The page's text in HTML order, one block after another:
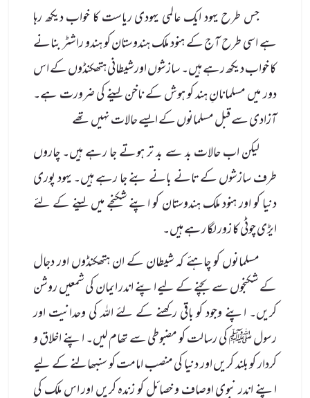
جس طرح یہود ایک عالمی یہودی ریاست کا خواب دیکھ رہا
ہے اسی طرح آج کے ہنود ملک ہندوستان کو ہندو راشٹر بنانے
کا خواب دیکھ رہے ہیں۔ سازشوں اور شیطانی ہتھکنڈوں کے اس
دور میں مسلمانانِ ہند کو ہوش کے ناخن لینے کی ضرورت ہے۔
آزادی سے قبل مسلمانوں کے ایسے حالات نہیں تھے
لیکن اب حالات بد سے بد تر ہوتے جا رہے ہیں۔ چاروں
طرف سازشوں کے تانے بانے بنے جا رہے ہیں۔ یہود پوری
دنیا کو اور ہنود ملک ہندوستان کو اپنے شکنجے میں لینے کے لئے
ایڑی چوٹی کا زور لگا رہے ہیں۔
مسلمانوں کو چاہئے کہ شیطان کے ان ہتھکنڈوں اور دجال
کے شکنجوں سے بچنے کے لیے اپنے اندر ایمان کی شمعیں روشن
کریں۔ اپنے وجود کو باقی رکھنے کے لئے اللہ کی وحدانیت اور
رسول ﷺ کی رسالت کو مضبوطی سے تھام لیں۔ اپنے اخلاق و
کردار کو بلند کریں اور دنیا کی منصب امامت کو سنبھالنے کے لیے
اپنے اندر نبوی اوصاف و خصائل کو زندہ کریں اور اس ملک کی